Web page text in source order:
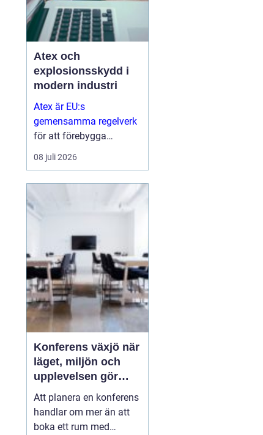
Atex och
explosionsskydd i
modern industri
Atex är EU:s
gemensamma regelverk
för att förebygga
explosioner i
arbetsmiljöer där
vätskor eller damm kan
skapa risker...
08 juli 2026
Konferens växjö när
läget, miljön och
upplevelsen gör
skillnad
Att planera en konferens
handlar om mer än att
boka ett rum med